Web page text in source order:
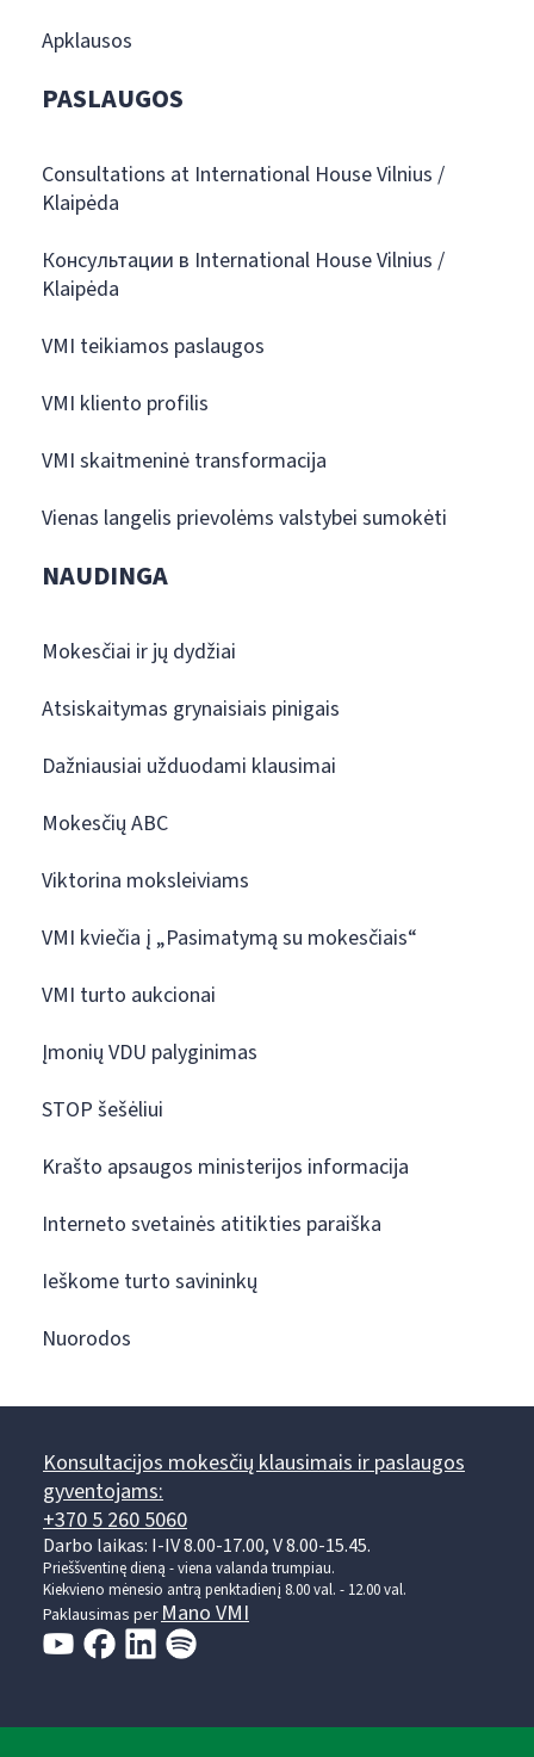
Apklausos
PASLAUGOS
Consultations at International House Vilnius /
Klaipėda
Консультации в International House Vilnius /
Klaipėda
VMI teikiamos paslaugos
VMI kliento profilis
VMI skaitmeninė transformacija
Vienas langelis prievolėms valstybei sumokėti
NAUDINGA
Mokesčiai ir jų dydžiai
Atsiskaitymas grynaisiais pinigais
Dažniausiai užduodami klausimai
Mokesčių ABC
Viktorina moksleiviams
VMI kviečia į „Pasimatymą su mokesčiais“
VMI turto aukcionai
Įmonių VDU palyginimas
STOP šešėliui
Krašto apsaugos ministerijos informacija
Interneto svetainės atitikties paraiška
Ieškome turto savininkų
Nuorodos
Konsultacijos mokesčių klausimais ir paslaugos
gyventojams:
+370 5 260 5060
Darbo laikas: I-IV 8.00-17.00, V 8.00-15.45.
Prieššventinę dieną - viena valanda trumpiau.
Kiekvieno mėnesio antrą penktadienį 8.00 val. - 12.00 val.
Paklausimas per Mano VMI